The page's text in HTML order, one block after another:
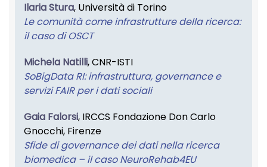
Ilaria Stura, Università di Torino
Le comunità come infrastrutture della ricerca:
il caso di OSCT
Michela Natilli, CNR-ISTI
SoBigData RI: infrastruttura, governance e
servizi FAIR per i dati sociali
Gaia Falorsi, IRCCS Fondazione Don Carlo
Gnocchi, Firenze
Sfide di governance dei dati nella ricerca
biomedica – il caso NeuroRehab4EU